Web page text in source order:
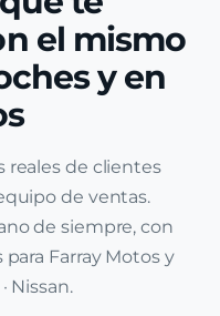
el mismo
y en
reales de clientes
de ventas.
de siempre, con
Farray Motos y
Nissan.